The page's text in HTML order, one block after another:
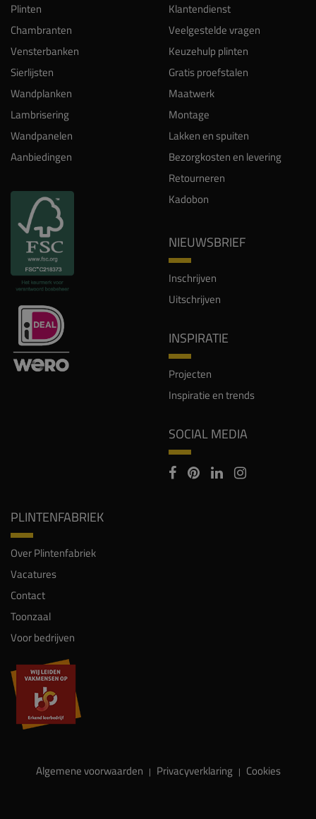
Plinten
Chambranten
Vensterbanken
Sierlijsten
Wandplanken
Lambrisering
Wandpanelen
Aanbiedingen
Klantendienst
Veelgestelde vragen
Keuzehulp plinten
Gratis proefstalen
Maatwerk
Montage
Lakken en spuiten
Bezorgkosten en levering
Retourneren
Kadobon
NIEUWSBRIEF
Inschrijven
Uitschrijven
INSPIRATIE
Projecten
Inspiratie en trends
SOCIAL MEDIA
PLINTENFABRIEK
Over Plintenfabriek
Vacatures
Contact
Toonzaal
Voor bedrijven
Algemene voorwaarden | Privacyverklaring | Cookies